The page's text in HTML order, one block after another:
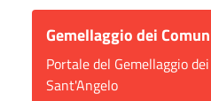
Gemellaggio dei
Portale del Gemellaggio
Sant'Angelo